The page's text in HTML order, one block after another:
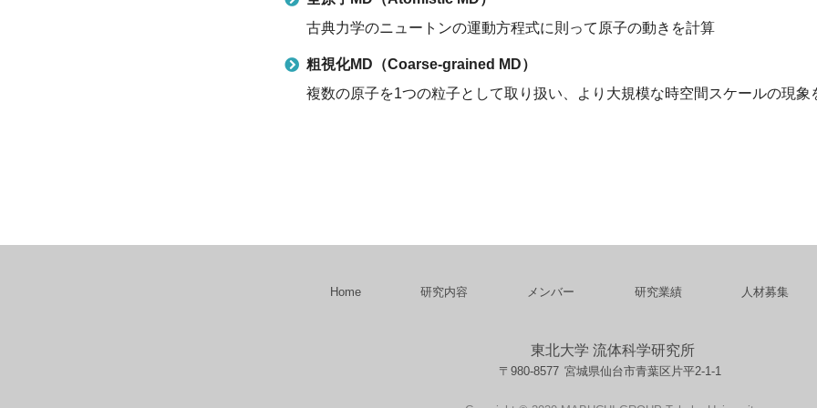
古典力学のニュートンの運動方程式に則って原子の動きを計算
粗視化MD（Coarse-grained MD）
複数の原子を1つの粒子として取り扱い、より大規模な時空間スケールの現象
Home 研究内容 メンバー 研究業績 人材募集
東北大学 流体科学研究所
〒980-8577 宮城県仙台市青葉区片平2-1-1